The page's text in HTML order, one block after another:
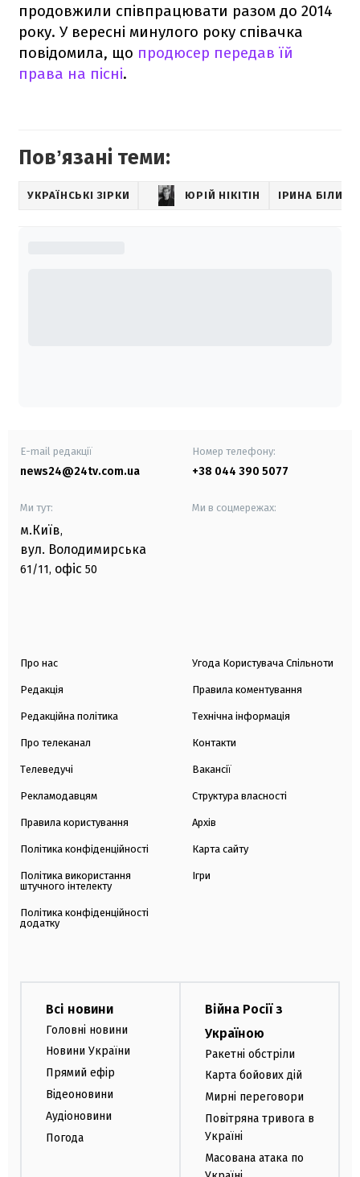
продовжили співпрацювати разом до 2014
року. У вересні минулого року співачка
повідомила, що продюсер передав їй
права на пісні.
Повʼязані теми:
УКРАЇНСЬКІ ЗІРКИ ЮРІЙ НІКІТІН ІРИНА БІЛИК
E-mail редакції
news24@24tv.com.ua
Номер телефону:
+38 044 390 5077
Ми тут:
м.Київ,
вул. Володимирська
61/11, офіс 50
Ми в соцмережах:
Про нас
Редакція
Редакційна політика
Про телеканал
Телеведучі
Рекламодавцям
Правила користування
Політика конфіденційності
Політика використання
штучного інтелекту
Політика конфіденційності
додатку
Угода Користувача Спільноти
Правила коментування
Технічна інформація
Контакти
Вакансії
Структура власності
Архів
Карта сайту
Ігри
Всі новини
Головні новини
Новини України
Прямий ефір
Відеоновини
Аудіоновини
Погода
Війна Росії з
Україною
Ракетні обстріли
Карта бойових дій
Мирні переговори
Повітряна тривога в
Україні
Масована атака по